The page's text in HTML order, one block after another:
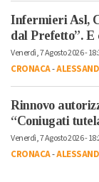
Infermieri Asl,
dal Prefetto”. E
Venerdì, 7 Agosto 2026 -
CRONACA-
Rinnovo
“Coniugati
Venerdì, 7 Agosto 2026 -
CRONACA-